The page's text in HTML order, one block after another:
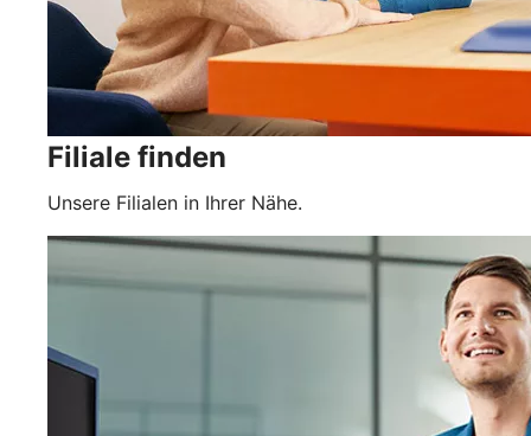
Filiale finden
Unsere Filialen in Ihrer Nähe.